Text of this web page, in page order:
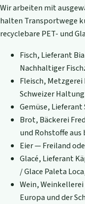
Wir arbeiten mit
halten Transportwege
recyclebare PET- und
Fisch, Lieferant
Nachhaltiger
Fleisch,
Schweizer
Gemüse, Lieferant
Brot, Bäckerei
und Rohstoffe
Eier — Freiland
Glacé, Lieferant
/ Glace Paleta
Wein,
Europa und der